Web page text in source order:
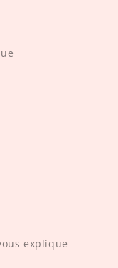
explique